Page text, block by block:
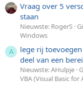
Vraag over 5
staan
Nieuwste: RogerS
Windows
A
lege rij
deel van een
Nieuwste: AHulpje
VBA (Visual Basic for